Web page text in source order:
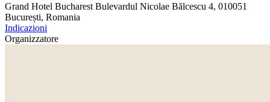
Grand Hotel Bucharest Bulevardul Nicolae Bălcescu 4, 010051
București, Romania
Indicazioni
Organizzatore